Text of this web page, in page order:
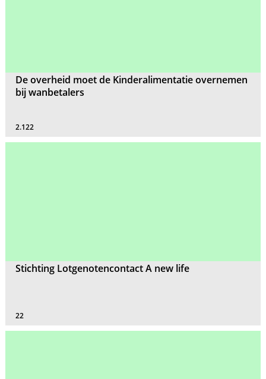
De overheid moet de Kinderalimentatie overnemen
bij wanbetalers
2.122
Stichting Lotgenotencontact A new life
22